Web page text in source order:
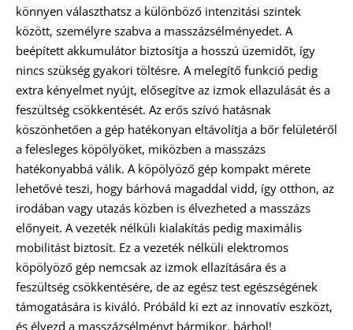
könnyen választhatsz a különböző intenzitási szintek
között, személyre szabva a masszázsélményedet. A
beépített akkumulátor biztosítja a hosszú üzemidőt, így
nincs szükség gyakori töltésre. A melegítő funkció pedig
extra kényelmet nyújt, elősegítve az izmok ellazulását és a
feszültség csökkentését. Az erős szívó hatásnak
köszönhetően a gép hatékonyan eltávolítja a bőr felületéről
a felesleges köpölyöket, miközben a masszázs
hatékonyabbá válik. A köpölyöző gép kompakt mérete
lehetővé teszi, hogy bárhová magaddal vidd, így otthon, az
irodában vagy utazás közben is élvezheted a masszázs
előnyeit. A vezeték nélküli kialakítás pedig maximális
mobilitást biztosít. Ez a vezeték nélküli elektromos
köpölyöző gép nemcsak az izmok ellazítására és a
feszültség csökkentésére, de az egész test egészségének
támogatására is kiváló. Próbáld ki ezt az innovatív eszközt,
és élvezd a masszázsélményt bármikor, bárhol!